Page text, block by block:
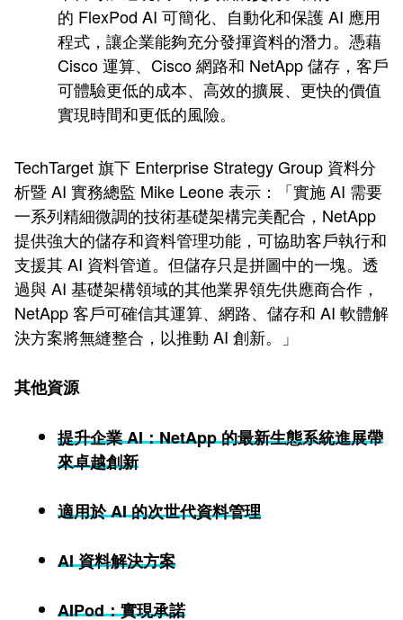
的 FlexPod AI 可簡化、自動化和保護 AI 應用
程式，讓企業能夠充分發揮資料的潛力。憑藉
Cisco 運算、Cisco 網路和 NetApp 儲存，客戶
可體驗更低的成本、高效的擴展、更快的價值
實現時間和更低的風險。
TechTarget 旗下 Enterprise Strategy Group 資料分
析暨 AI 實務總監 Mike Leone 表示：「實施 AI 需要
一系列精細微調的技術基礎架構完美配合，NetApp
提供強大的儲存和資料管理功能，可協助客戶執行和
支援其 AI 資料管道。但儲存只是拼圖中的一塊。透
過與 AI 基礎架構領域的其他業界領先供應商合作，
NetApp 客戶可確信其運算、網路、儲存和 AI 軟體解
決方案將無縫整合，以推動 AI 創新。」
其他資源
提升企業 AI：NetApp 的最新生態系統進展帶
來卓越創新
適用於 AI 的次世代資料管理
AI 資料解決方案
AIPod：實現承諾